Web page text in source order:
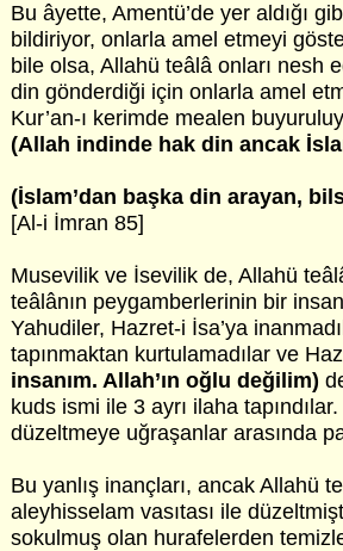
Bu âyette, Amentü’de yer aldığı
bildiriyor, onlarla amel etmeyi
bile olsa, Allahü teâlâ onları nesh
din gönderdiği için onlarla amel
Kur’an-ı kerimde mealen
(Allah indinde hak din ancak
(İslam’dan başka din arayan,
[Al-i İmran 85]
Musevilik ve İsevilik de, Allahü
teâlânın peygamberlerinin bir
Yahudiler, Hazret-i İsa’ya
tapınmaktan kurtulamadılar ve
insanım. Allah’ın oğlu değilim)
kuds ismi ile 3 ayrı ilaha
düzeltmeye uğraşanlar arasında
Bu yanlış inançları, ancak Allahü
aleyhisselam vasıtası ile
sokulmuş olan hurafelerden